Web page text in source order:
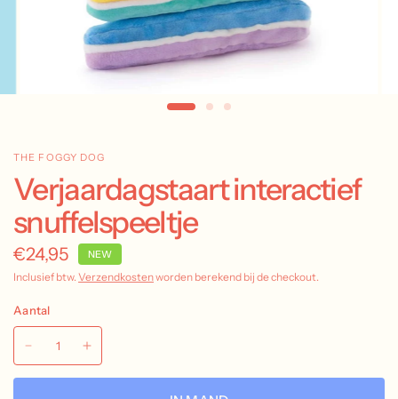
THE FOGGY DOG
Verjaardagstaart interactief
snuffelspeeltje
€24,95 NEW
Inclusief btw. Verzendkostenworden berekend bij de checkout.
Aantal